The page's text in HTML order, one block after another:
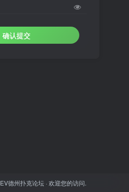
确认提交
EV德州扑克论坛· 欢迎您的访问.